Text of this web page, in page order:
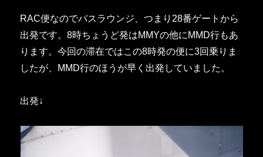
RAC便なのでバスラウンジ、つまり28番ゲートから
出発です。8時ちょうど発はMMYの他にMMD行もあ
ります。今回の滞在ではこの8時発の便に3回乗りま
したが、MMD行のほうが早く出発していました。
出発↓